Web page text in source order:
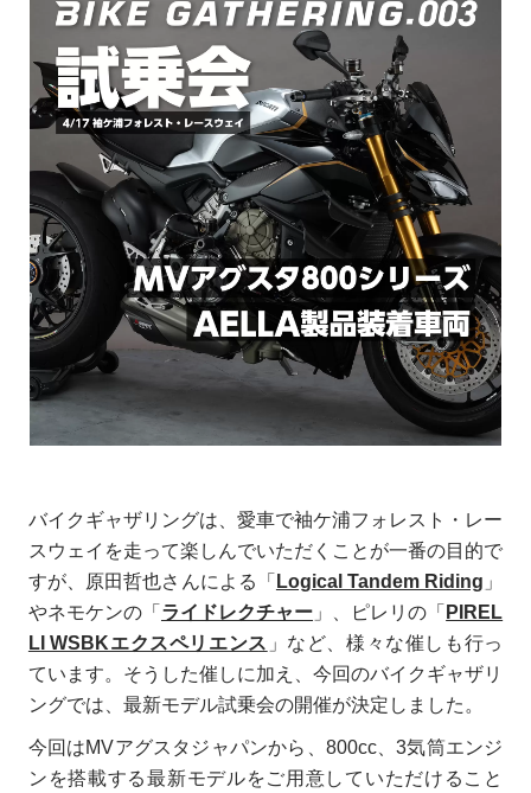
バイクギャザリングは、愛車で袖ケ浦フォレスト・レー
スウェイを走って楽しんでいただくことが一番の目的で
すが、原田哲也さんによる「 Logical Tandem Riding 」
やネモケンの「 ライドレクチャー 」、ピレリの「 PIREL
LI WSBKエクスペリエンス 」など、様々な催しも行っ
ています。そうした催しに加え、今回のバイクギャザリ
ングでは、最新モデル試乗会の開催が決定しました。
今回はMVアグスタジャパンから、800cc、3気筒エンジ
ンを搭載する最新モデルをご用意していただけること